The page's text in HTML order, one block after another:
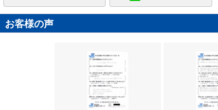
お客様の声